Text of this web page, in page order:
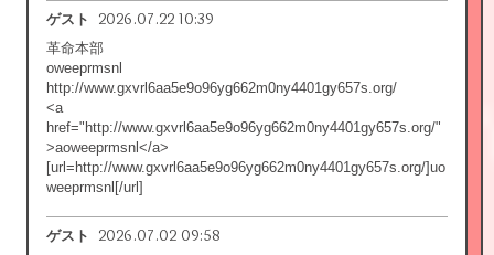
ゲスト 2026.07.22 10:39
革命本部
oweeprmsnl
http://www.gxvrl6aa5e9o96yg662m0ny4401gy657s.org/
<a
href="http://www.gxvrl6aa5e9o96yg662m0ny4401gy657s.org/"
>aoweeprmsnl</a>
[url=http://www.gxvrl6aa5e9o96yg662m0ny4401gy657s.org/]uo
weeprmsnl[/url]
ゲスト 2026.07.02 09:58